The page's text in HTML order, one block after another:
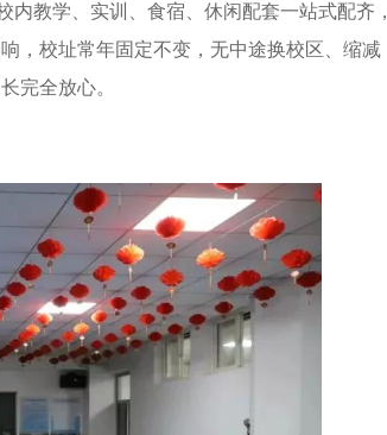
教学、实训、食宿、休闲配套一站式配齐，
，校址常年固定不变，无中途换校区、缩减
完全放心。